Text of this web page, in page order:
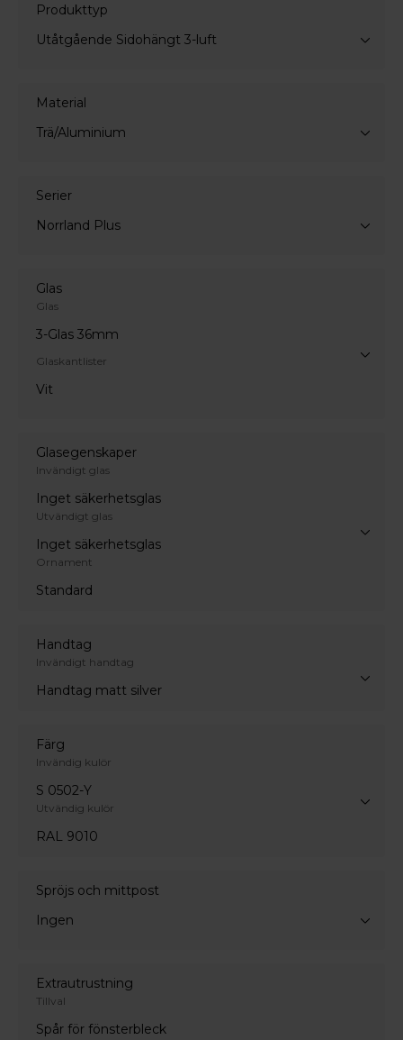
Produkttyp
Utåtgående Sidohängt 3-luft
Material
Trä/Aluminium
Serier
Norrland Plus
Glas
Glas
3-Glas 36mm
Glaskantlister
Vit
Glasegenskaper
Invändigt glas
Inget säkerhetsglas
Utvändigt glas
Inget säkerhetsglas
Ornament
Standard
Handtag
Invändigt handtag
Handtag matt silver
Färg
Invändig kulör
S 0502-Y
Utvändig kulör
RAL 9010
Spröjs och mittpost
Ingen
Extrautrustning
Tillval
Spår för fönsterbleck